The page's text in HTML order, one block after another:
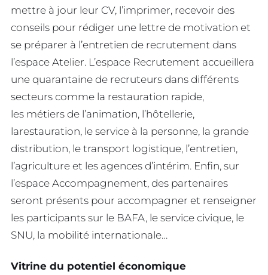
mettre à jour leur CV, l’imprimer, recevoir des
conseils pour rédiger une lettre de motivation et
se préparer à l’entretien de recrutement dans
l’espace Atelier. L’espace Recrutement accueillera
une quarantaine de recruteurs dans différents
secteurs comme la restauration rapide,
les métiers de l’animation, l’hôtellerie,
larestauration, le service à la personne, la grande
distribution, le transport logistique, l’entretien,
l’agriculture et les agences d’intérim. Enfin, sur
l’espace Accompagnement, des partenaires
seront présents pour accompagner et renseigner
les participants sur le BAFA, le service civique, le
SNU, la mobilité internationale…
Vitrine du potentiel économique